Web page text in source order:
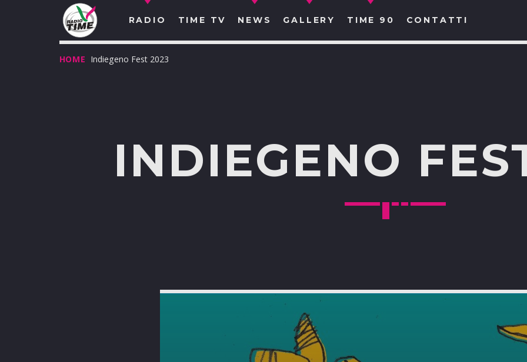
RADIO TIME TV NEWS GALLERY TIME 90 CONTATTI
HOME Indiegeno Fest 2023
INDIEGENO